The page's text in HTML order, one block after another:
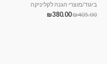
ביגוד/מוצרי הגנה לקליניקה
₪405.00
₪380.00